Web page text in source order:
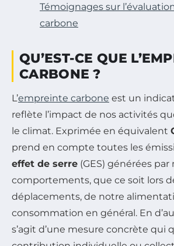
Témoignages sur
carbone
QU’EST-CE QUE
CARBONE ?
L’empreinte carbone est un
reflète l’impact de nos activités
le climat. Exprimée en équivalent
prend en compte toutes les
effet de serre (GES) générées par
comportements, que ce soit lors
déplacements, de notre
consommation en général. En
s’agit d’une mesure concrète qui